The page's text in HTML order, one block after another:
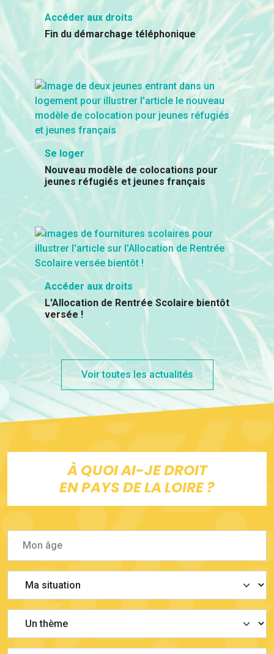
Accéder aux droits
Fin du démarchage téléphonique
Se loger
Nouveau modèle de colocations pour
jeunes réfugiés et jeunes français
Accéder aux droits
L'Allocation de Rentrée Scolaire bientôt
versée !
Voir toutes les actualités
À QUOI AI-JE DROIT
EN PAYS DE LA LOIRE ?